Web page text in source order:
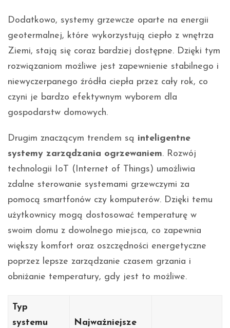
Dodatkowo, systemy grzewcze oparte na energii
geotermalnej, które wykorzystują ciepło z wnętrza
Ziemi, stają się coraz bardziej dostępne. Dzięki tym
rozwiązaniom możliwe jest zapewnienie stabilnego i
niewyczerpanego źródła ciepła przez cały rok, co
czyni je bardzo efektywnym wyborem dla
gospodarstw domowych.
Drugim znaczącym trendem są inteligentne
systemy zarządzania ogrzewaniem. Rozwój
technologii IoT (Internet of Things) umożliwia
zdalne sterowanie systemami grzewczymi za
pomocą smartfonów czy komputerów. Dzięki temu
użytkownicy mogą dostosować temperaturę w
swoim domu z dowolnego miejsca, co zapewnia
większy komfort oraz oszczędności energetyczne
poprzez lepsze zarządzanie czasem grzania i
obniżanie temperatury, gdy jest to możliwe.
Typ
systemu
Najważniejsze